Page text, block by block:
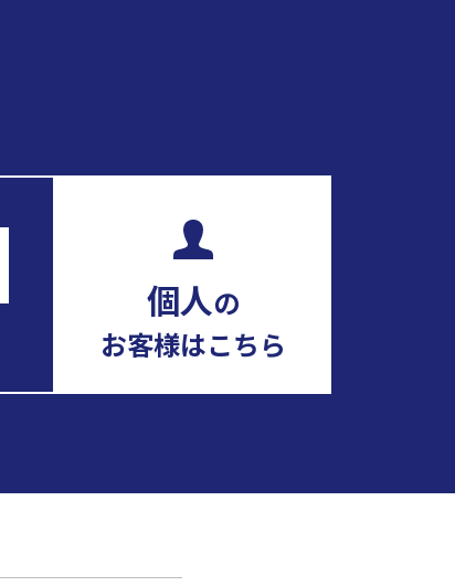
個人の
お客様はこちら